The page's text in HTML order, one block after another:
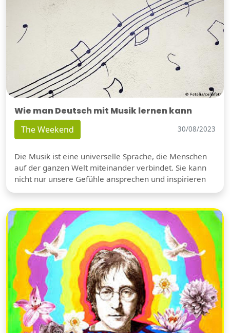
Wie man Deutsch mit Musik lernen kann
The Weekend 30/08/2023
Die Musik ist eine universelle Sprache, die Menschen
auf der ganzen Welt miteinander verbindet. Sie kann
nicht nur unsere Gefühle ansprechen und inspirieren